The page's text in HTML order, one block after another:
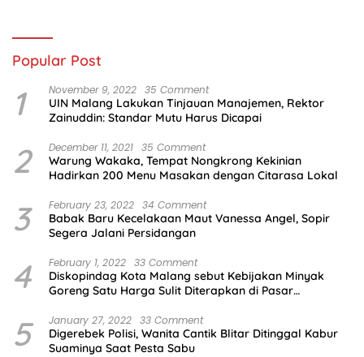
Popular Post
1 November 9, 2022 35 Comment
UIN Malang Lakukan Tinjauan Manajemen, Rektor
Zainuddin: Standar Mutu Harus Dicapai
2 December 11, 2021 35 Comment
Warung Wakaka, Tempat Nongkrong Kekinian
Hadirkan 200 Menu Masakan dengan Citarasa Lokal
3 February 23, 2022 34 Comment
Babak Baru Kecelakaan Maut Vanessa Angel, Sopir
Segera Jalani Persidangan
4 February 1, 2022 33 Comment
Diskopindag Kota Malang sebut Kebijakan Minyak
Goreng Satu Harga Sulit Diterapkan di Pasar
5 January 27, 2022 33 Comment
Digerebek Polisi, Wanita Cantik Blitar Ditinggal Kabur
Suaminya Saat Pesta Sabu